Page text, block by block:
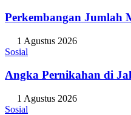
Perkembangan Jumlah
1 Agustus 2026
Sosial
Angka Pernikahan di
1 Agustus 2026
Sosial